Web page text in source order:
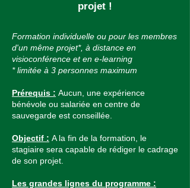
projet !
Formation individuelle ou pour les membres
d'un même projet*, à distance en
visioconférence et en e-learning
* limitée à 3 personnes maximum
Prérequis : Aucun, une expérience
bénévole ou salariée en centre de
sauvegarde est conseillée.
Objectif : A la fin de la formation, le
stagiaire sera capable de rédiger le cadrage
de son projet.
Les grandes lignes du programme :